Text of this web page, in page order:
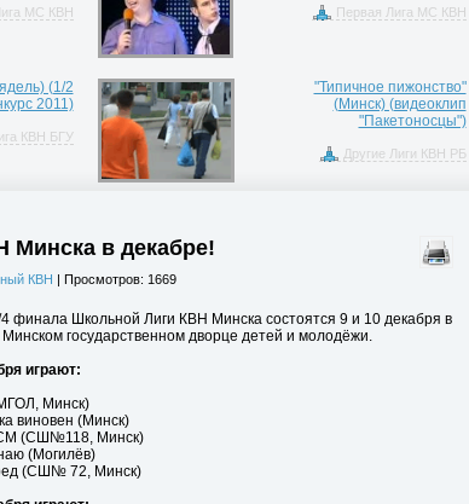
МС КВН Первая Лига МС КВН
(1/2
2011)
КВН БГУ
"Типичное пижонство"
(Минск) (видеоклип
"Пакетоносцы")
Другие Лиги КВН РБ
Минска в декабре!
КВН | Просмотров: 1669
финала Школьной Лиги КВН Минска состоятся 9 и 10 декабря в
Минском государственном дворце детей и молодёжи.
играют:
Минск)
виновен (Минск)
(СШ№118, Минск)
(Могилёв)
(СШ№ 72, Минск)